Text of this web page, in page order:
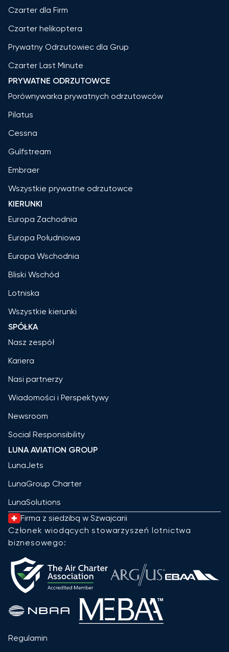
Czarter dla Firm
Czarter helikoptera
Prywatny Odrzutowiec dla Grup
Czarter Last Minute
PRYWATNE ODRZUTOWCE
Porównywarka prywatnych odrzutowców
Pilatus
Cessna
Gulfstream
Embraer
Wszystkie prywatne odrzutowce
KIERUNKI
Europa Zachodnia
Europa Południowa
Europa Wschodnia
Bliski Wschód
Lotniska
Wszystkie kierunki
SPÓŁKA
Nasz zespół
Kariera
Nasi partnerzy
Wiadomości i Perspektywy
Newsroom
Social Responsibility
LUNA AVIATION GROUP
LunaJets
LunaGroup Charter
LunaSolutions
Firma z siedzibą w Szwajcarii
Członek wiodących stowarzyszeń lotnictwa
biznesowego:
Regulamin